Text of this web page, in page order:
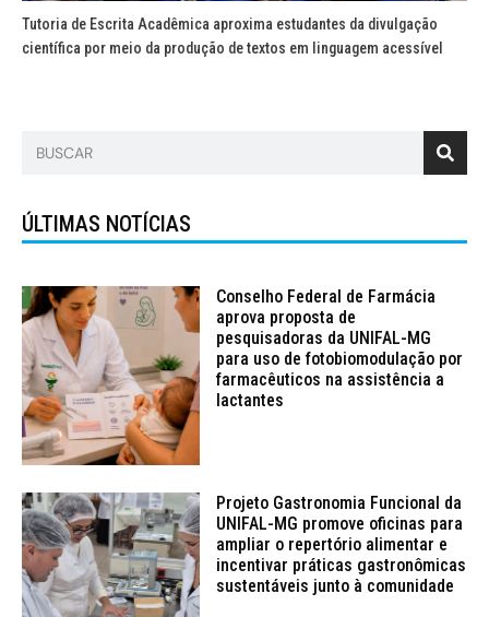
Tutoria de Escrita Acadêmica aproxima estudantes da divulgação
científica por meio da produção de textos em linguagem acessível
ÚLTIMAS NOTÍCIAS
Conselho Federal de Farmácia
aprova proposta de
pesquisadoras da UNIFAL-MG
para uso de fotobiomodulação por
farmacêuticos na assistência a
lactantes
Projeto Gastronomia Funcional da
UNIFAL-MG promove oficinas para
ampliar o repertório alimentar e
incentivar práticas gastronômicas
sustentáveis junto à comunidade